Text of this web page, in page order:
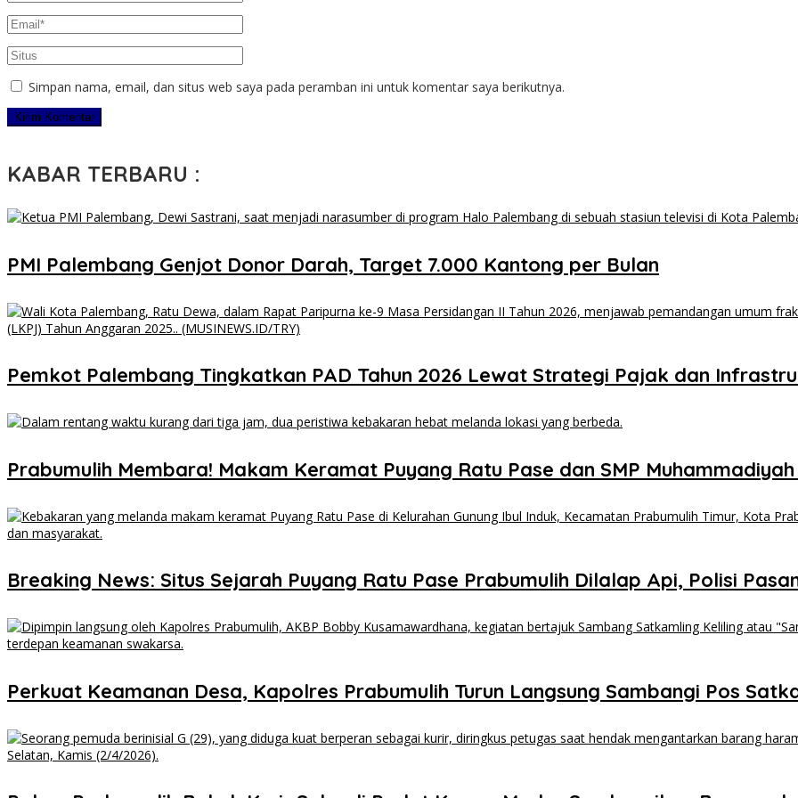
Simpan nama, email, dan situs web saya pada peramban ini untuk komentar saya berikutnya.
KABAR TERBARU :
PMI Palembang Genjot Donor Darah, Target 7.000 Kantong per Bulan
Pemkot Palembang Tingkatkan PAD Tahun 2026 Lewat Strategi Pajak dan
Prabumulih Membara! Makam Keramat Puyang Ratu Pase dan SMP
Breaking News: Situs Sejarah Puyang Ratu Pase Prabumulih Dilalap Api, Polisi
Perkuat Keamanan Desa, Kapolres Prabumulih Turun Langsung Sambangi Pos